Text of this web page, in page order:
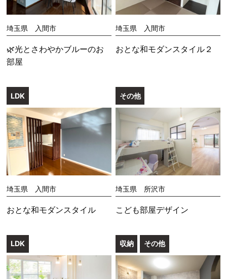
埼玉県 入間市
🌿光とさわやかブルーのお
部屋
埼玉県 入間市
おとな和モダンスタイル２
LDK
埼玉県 入間市
おとな和モダンスタイル
その他
埼玉県 所沢市
こども部屋デザイン
LDK 収納 その他